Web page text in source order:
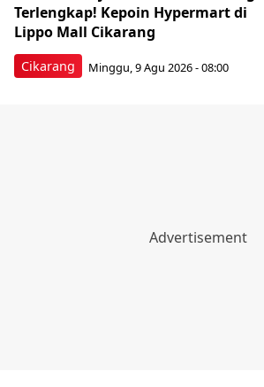
Cikarang
Terlengkap! Kepoin Hypermart di
Lippo Mall Cikarang
Minggu, 9 Agu 2026 - 08:00